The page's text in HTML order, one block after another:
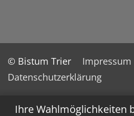
Ihre Wahlmöglichkeiten
© Bistum Trier
Impressum
Datenschutzerklärung